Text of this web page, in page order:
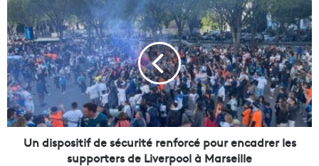
U
n
d
i
s
p
o
s
i
Un dispositif de sécurité renforcé pour encadrer les
supporters de Liverpool à Marseille